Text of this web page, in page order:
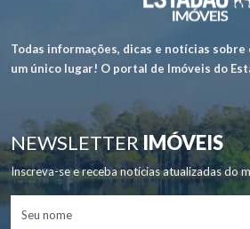
Todas informações, dicas e notícias
um único lugar! O portal de Imóveis do
NEWSLETTERIMÓVEIS
Inscreva-se e receba notícias atualizadas do